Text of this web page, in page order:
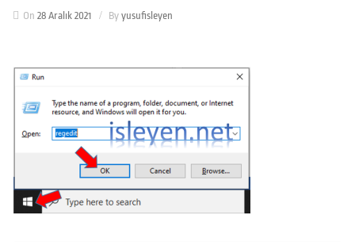
On 28 Aralık 2021 By yusufisleyen